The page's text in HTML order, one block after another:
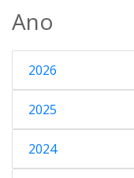
Ano
2026
2025
2024